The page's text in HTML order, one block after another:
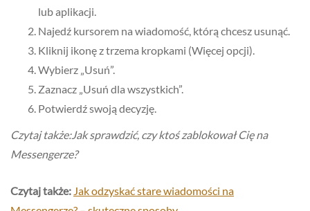
lub aplikacji.
Najedź kursorem na wiadomość, którą chcesz usunąć.
Kliknij ikonę z trzema kropkami (Więcej opcji).
Wybierz „Usuń”.
Zaznacz „Usuń dla wszystkich”.
Potwierdź swoją decyzję.
Czytaj także:Jak sprawdzić, czy ktoś zablokował Cię na
Messengerze?
Czytaj także: Jak odzyskać stare wiadomości na